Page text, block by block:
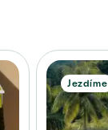
Jezdíme